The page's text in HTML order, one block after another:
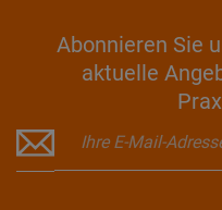
Abonnieren Sie
aktuelle